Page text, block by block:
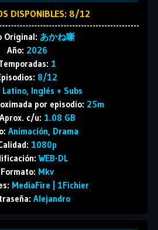
DISPONIBLES: 8/12
Original: あかね噺
Año: 2026
1
8/12
Latino, Inglés + Subs
por episodio: 25m
c/u: 1.08 GB
Animación, Drama
1080p
WEB-DL
Formato: Mkv
MediaFire | 1Fichier
Alejandro